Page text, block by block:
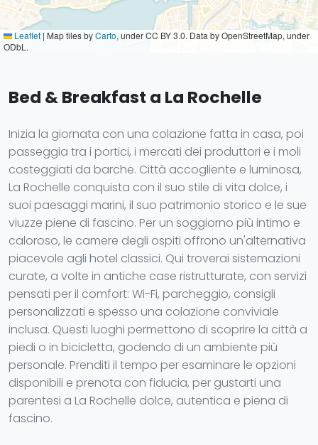
Leaflet | Map tiles byCarto, under CC BY 3.0. Data by OpenStreetMap, under
ODbL.
Bed & Breakfast a La Rochelle
Inizia la giornata con una colazione fatta in casa, poi
passeggia tra i portici, i mercati dei produttori e i moli
costeggiati da barche. Città accogliente e luminosa,
La Rochelle conquista con il suo stile di vita dolce, i
suoi paesaggi marini, il suo patrimonio storico e le sue
viuzze piene di fascino. Per un soggiorno più intimo e
caloroso, le camere degli ospiti offrono un'alternativa
piacevole agli hotel classici. Qui troverai sistemazioni
curate, a volte in antiche case ristrutturate, con servizi
pensati per il comfort: Wi-Fi, parcheggio, consigli
personalizzati e spesso una colazione conviviale
inclusa. Questi luoghi permettono di scoprire la città a
piedi o in bicicletta, godendo di un ambiente più
personale. Prenditi il tempo per esaminare le opzioni
disponibili e prenota con fiducia, per gustarti una
parentesi a La Rochelle dolce, autentica e piena di
fascino.